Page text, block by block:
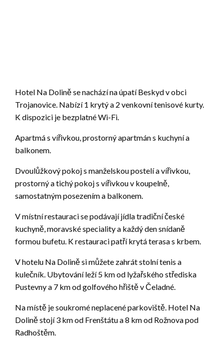
Hotel Na Dolině se nachází na úpatí Beskyd v obci
Trojanovice. Nabízí 1 krytý a 2 venkovní tenisové kurty.
K dispozici je bezplatné Wi-Fi.
Apartmá s vířivkou, prostorný apartmán s kuchyní a
balkonem.
Dvoulůžkový pokoj s manželskou postelí a vířivkou,
prostorný a tichý pokoj s vířivkou v koupelně,
samostatným posezením a balkonem.
V místní restauraci se podávají jídla tradiční české
kuchyně, moravské speciality a každý den snídaně
formou bufetu. K restauraci patří krytá terasa s krbem.
V hotelu Na Dolině si můžete zahrát stolní tenis a
kulečník. Ubytování leží 5 km od lyžařského střediska
Pustevny a 7 km od golfového hřiště v Čeladné.
Na místě je soukromé neplacené parkoviště. Hotel Na
Dolině stojí 3 km od Frenštátu a 8 km od Rožnova pod
Radhoštěm.